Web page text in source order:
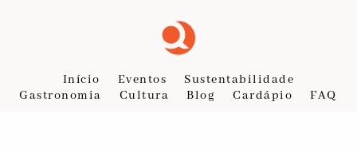
Início Eventos
Sustentabilidade
Gastronomia
Cultura Blog Cardápio FAQ